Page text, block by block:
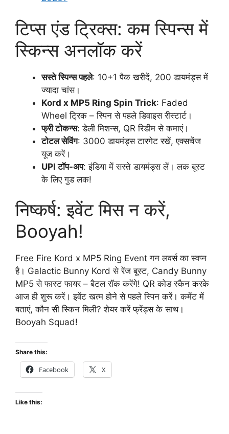
टिप्स एंड ट्रिक्स: कम स्पिन्स में
स्किन्स अनलॉक करें
सस्ते स्पिन्स पहले: 10+1 पैक खरीदें, 200 डायमंड्स में
ज्यादा चांस।
Kord x MP5 Ring Spin Trick: Faded
Wheel ट्रिक – स्पिन से पहले डिवाइस रीस्टार्ट।
फ्री टोकन्स: डेली मिशन्स, QR रिडीम से कमाएं।
टोटल सेविंग: 3000 डायमंड्स टारगेट रखें, एक्सचेंज
यूज करें।
UPI टॉप-अप: इंडिया में सस्ते डायमंड्स लें। लक बूस्ट
के लिए गुड लक!
निष्कर्ष: इवेंट मिस न करें,
Booyah!
Free Fire Kord x MP5 Ring Event गन लवर्स का स्वप्न
है। Galactic Bunny Kord से रेंज बूस्ट, Candy Bunny
MP5 से फास्ट फायर – बैटल रॉक करेंगे! QR कोड स्कैन करके
आज ही शुरू करें। इवेंट खत्म होने से पहले स्पिन करें। कमेंट में
बताएं, कौन सी स्किन मिली? शेयर करें फ्रेंड्स के साथ।
Booyah Squad!
Share this:
Facebook X
Like this: